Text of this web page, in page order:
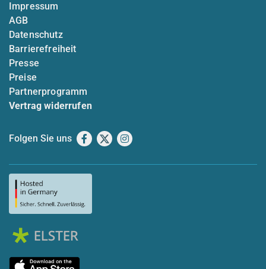
Impressum
AGB
Datenschutz
Barrierefreiheit
Presse
Preise
Partnerprogramm
Vertrag widerrufen
Folgen Sie uns Facebook
X Instagram